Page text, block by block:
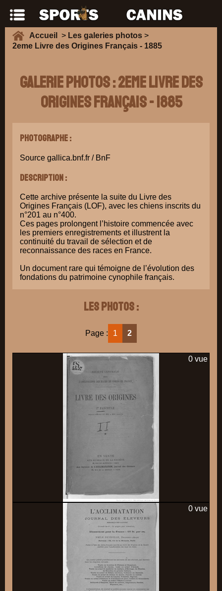
Accueil > Les galeries photos >
2eme Livre des Origines Français - 1885
Galerie Photos : 2eme Livre des
Origines Français - 1885
Photographe :
Source gallica.bnf.fr / BnF
Description :
Cette archive présente la suite du Livre des
Origines Français (LOF), avec les chiens inscrits du
n°201 au n°400.
Ces pages prolongent l’histoire commencée avec
les premiers enregistrements et illustrent la
continuité du travail de sélection et de
reconnaissance des races en France.
Un document rare qui témoigne de l’évolution des
fondations du patrimoine cynophile français.
Les photos :
Page : 1 2
0 vue
0 vue